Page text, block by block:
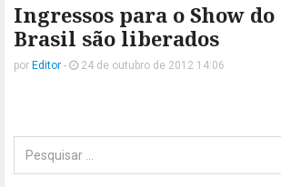
Ingressos para o Show
Brasil são liberados
por Editor - 24 de outubro de 2012 14:06
Pesquisar
por: